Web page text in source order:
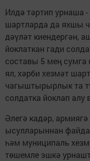
Илдә тәртип урнаша
шартларда да яхшы
дәүләт киендергән,
йоклаткан гади
составы 5 мең сумга
ял, хәрби хезмәт
чагыштырырлык та
солдатка йоклап алу
Әлегә кадәр,
ысулларыннан
һәм муниципаль
төшемле эшкә